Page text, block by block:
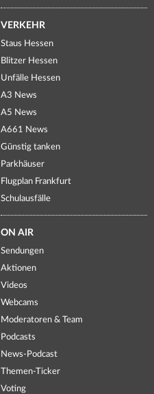
VERKEHR
Staus Hessen
Blitzer Hessen
Unfälle Hessen
A3 News
A5 News
A661 News
Günstig tanken
Parkhäuser
Flugplan Frankfurt
Schulausfälle
ON AIR
Sendungen
Aktionen
Videos
Webcams
Moderatoren & Team
Podcasts
News-Podcast
Themen-Ticker
Voting